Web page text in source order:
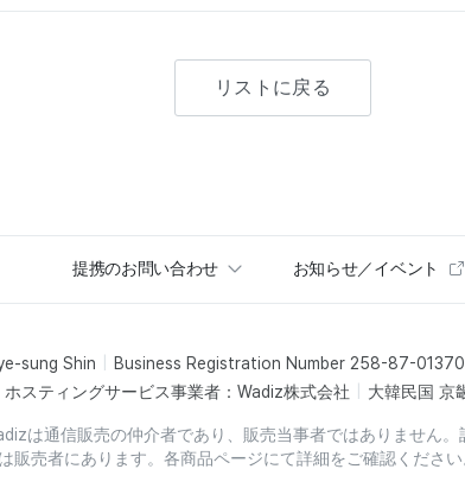
リストに戻る
提携のお問い合わせ お知らせ／イベント
sung Shin Business Registration Number 258-87-01370
ホスティングサービス事業者：Wadiz株式会社 大韓民国 京
は通信販売の仲介者であり、販売当事者ではありません。
販売者にあります。各商品ページにて詳細をご確認ください